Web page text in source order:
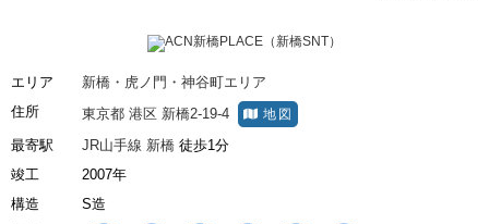
エリア
新橋・虎ノ門・神谷町エリア
住所
東京都 港区 新橋2-19-4 地図
最寄駅 JR山手線 新橋 徒歩1分
竣工
2007年
構造
S造